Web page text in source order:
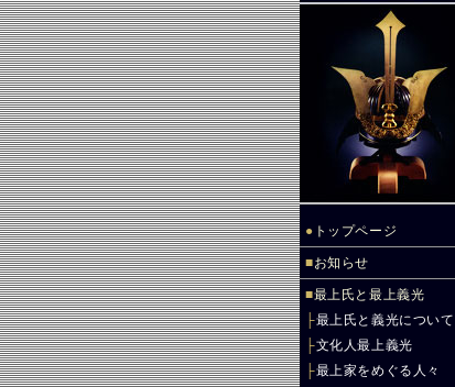
● トップページ
■お知らせ
■最上氏と最上義光
├最上氏と義光について
├文化人最上義光
├最上家をめぐる人々